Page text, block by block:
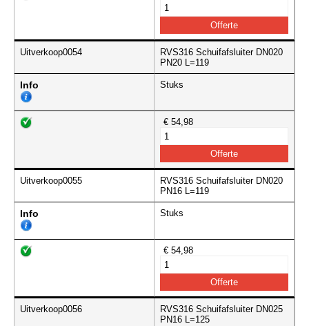
Uitverkoop0054
RVS316 Schuifafsluiter DN020
PN20 L=119
Info Stuks
€ 54,98
Uitverkoop0055
RVS316 Schuifafsluiter DN020
PN16 L=119
Info Stuks
€ 54,98
Uitverkoop0056
RVS316 Schuifafsluiter DN025
PN16 L=125